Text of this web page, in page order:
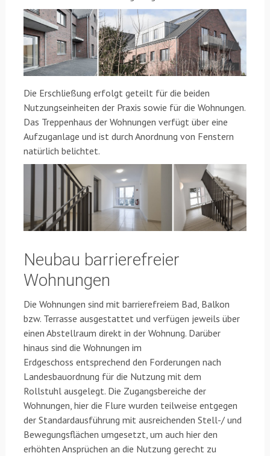
Die Erschließung erfolgt geteilt für die beiden
Nutzungseinheiten der Praxis sowie für die Wohnungen.
Das Treppenhaus der Wohnungen verfügt über eine
Aufzuganlage und ist durch Anordnung von Fenstern
natürlich belichtet.
Neubau barrierefreier
Wohnungen
Die Wohnungen sind mit barrierefreiem Bad, Balkon
bzw. Terrasse ausgestattet und verfügen jeweils über
einen Abstellraum direkt in der Wohnung. Darüber
hinaus sind die Wohnungen im
Erdgeschoss entsprechend den Forderungen nach
Landesbauordnung für die Nutzung mit dem
Rollstuhl ausgelegt. Die Zugangsbereiche der
Wohnungen, hier die Flure wurden teilweise entgegen
der Standardausführung mit ausreichenden Stell-/ und
Bewegungsflächen umgesetzt, um auch hier den
erhöhten Ansprüchen an die Nutzung gerecht zu